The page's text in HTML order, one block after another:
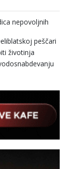
nepovoljnih
peščari
životinja